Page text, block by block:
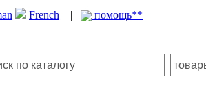
French | помощь**